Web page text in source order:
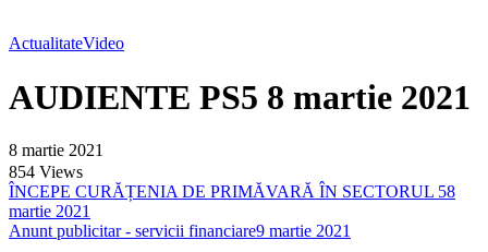
ActualitateVideo
AUDIENTE PS5 8 martie 2021
8 martie 2021
854 Views
ÎNCEPE CURĂȚENIA DE PRIMĂVARĂ ÎN SECTORUL 58
martie 2021
Anunt publicitar - servicii financiare9 martie 2021